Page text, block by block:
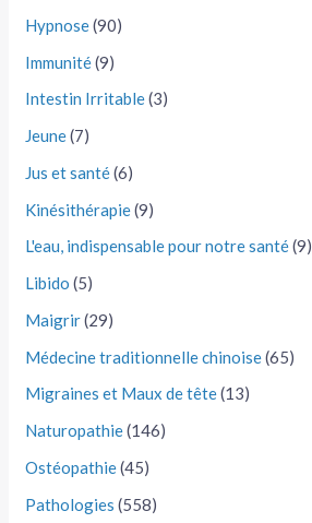
Hypnose(90)
Immunité(9)
Intestin Irritable(3)
Jeune(7)
Jus et santé(6)
Kinésithérapie(9)
L'eau, indispensable pour notre santé(9)
Libido (5)
Maigrir(29)
Médecine traditionnelle chinoise(65)
Migraines et Maux de tête(13)
Naturopathie(146)
Ostéopathie(45)
Pathologies (558)